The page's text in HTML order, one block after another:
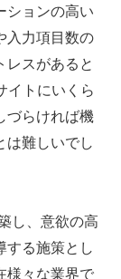
ションの高い
入力項目数の
レスがあると
イトにいくら
づらければ機
は難しいでし
し、意欲の高
する施策とし
様々な業界で